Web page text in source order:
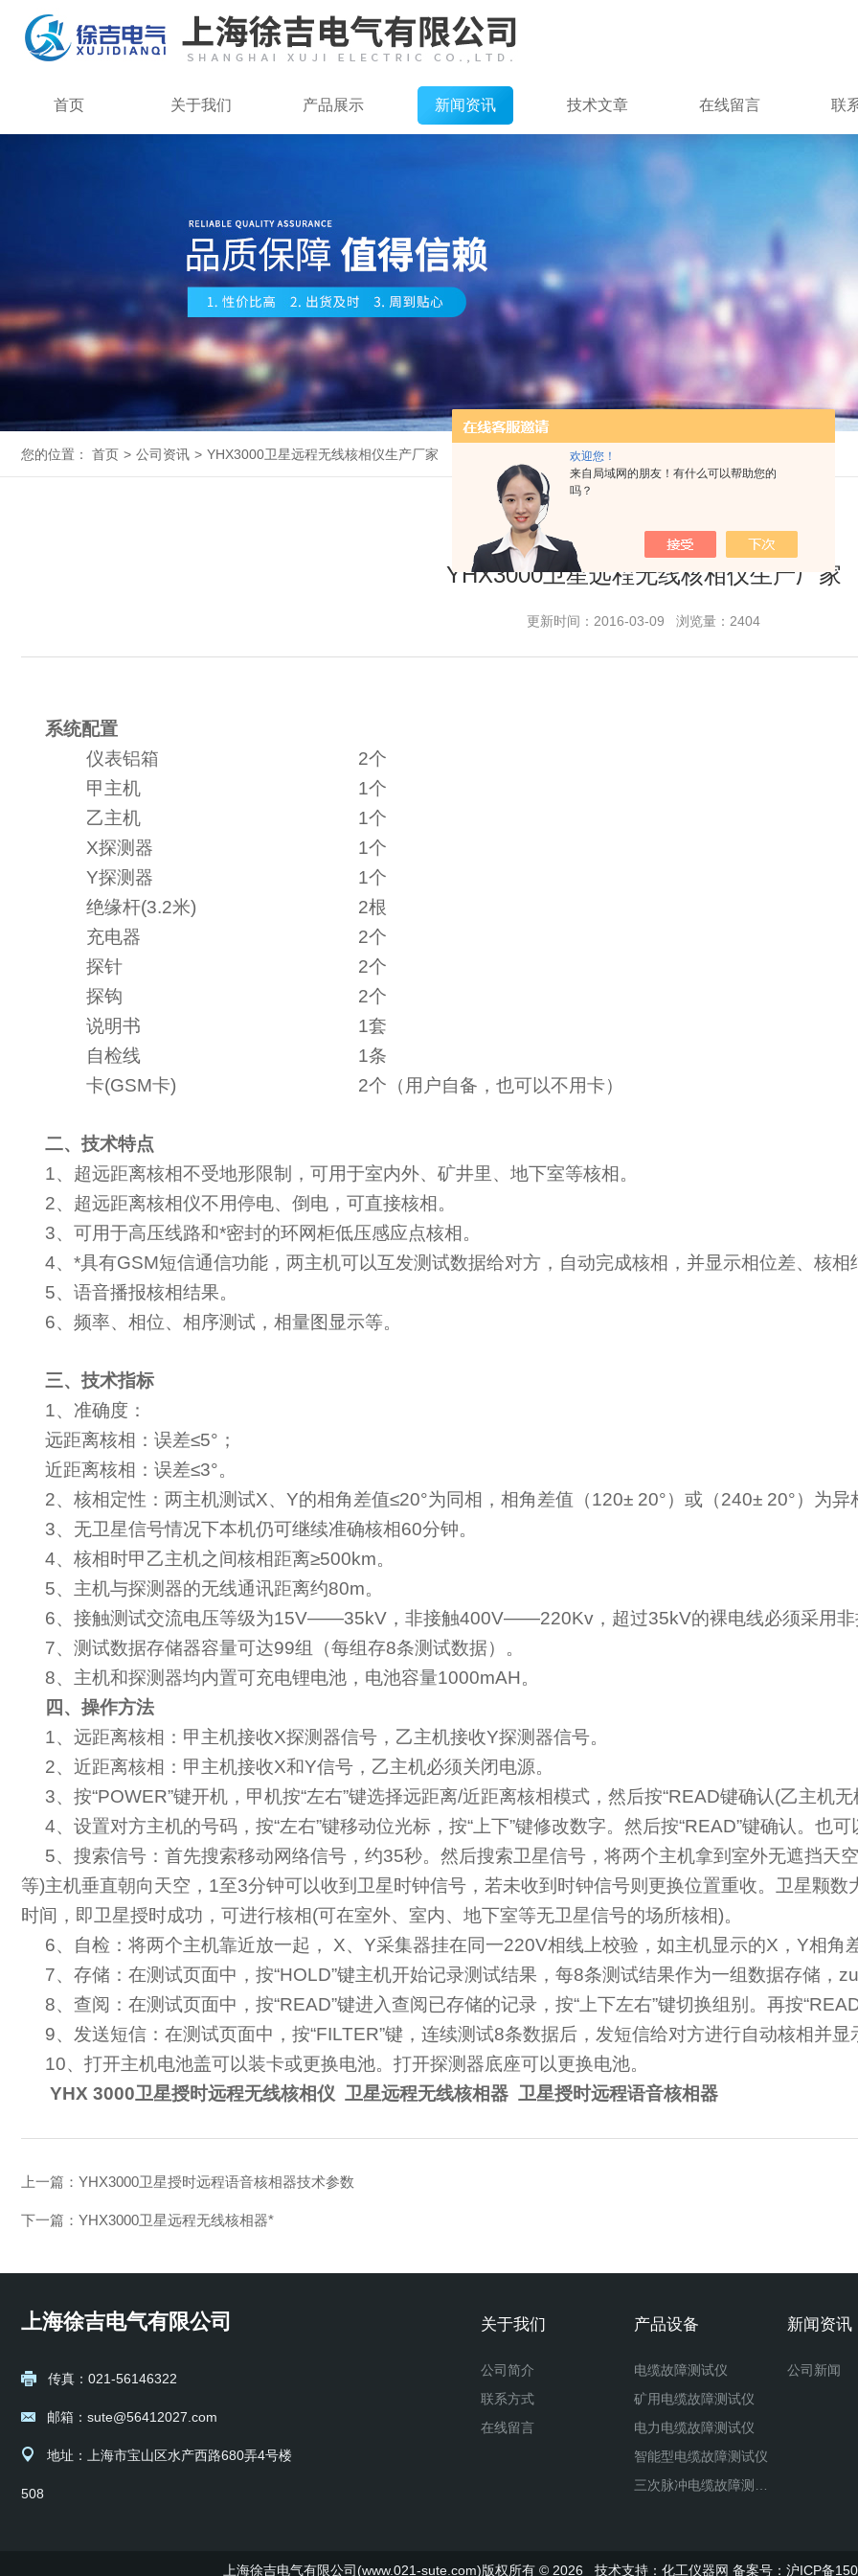
欢迎您！
来自局域网的朋友！有什么可以帮助您的
吗？
首页 关于我们 产品展示 新闻资讯 技术文章 在线留言 联
您的位置： 首页 > 公司资讯 > YHX3000卫星远程无线核相仪生产厂家
YHX3000卫星远程无线核相仪生产厂家
更新时间：2016-03-09 浏览量：2404
系统配置
仪表铝箱
2个
甲主机
1个
乙主机
1个
X探测器 1个
Y探测器 1个
绝缘杆(3.2米) 2根
充电器
2个
探针
2个
探钩
2个
说明书
1套
自检线
1条
卡(GSM卡) 2个（用户自备，也可以不用卡）
二、技术特点
1、超远距离核相不受地形限制，可用于室内外、矿井里、地下室等核相。
2、超远距离核相仪不用停电、倒电，可直接核相。
3、可用于高压线路和*密封的环网柜低压感应点核相。
4、*具有GSM短信通信功能，两主机可以互发测试数据给对方，自动完成核相，并显示相位差、核相结
5、语音播报核相结果。
6、频率、相位、相序测试，相量图显示等。
三、技术指标
1、准确度：
远距离核相：误差≤5°；
近距离核相：误差≤3°。
2、核相定性：两主机测试X、 Y的相角差值≤20°为同相，相角差值（120± 20°）或（240± 20°）为异
3、无卫星信号情况下本机仍可继续准确核相60分钟。
4、核相时甲乙主机之间核相距离≥500km。
5、主机与探测器的无线通讯距离约80m。
6、接触测试交流电压等级为15V——35kV ，非接触400V——220Kv ，超过35kV的裸电线必须采用非
7、测试数据存储器容量可达99组（每组存8条测试数据）。
8、主机和探测器均内置可充电锂电池，电池容量1000mAH。
四、操作方法
1、远距离核相：甲主机接收X探测器信号，乙主机接收Y探测器信号。
2、近距离核相：甲主机接收X和Y信号，乙主机必须关闭电源。
3、按“POWER”键开机，甲机按“左右”键选择远距离/近距离核相模式，然后按“READ键确认(乙主机
4、设置对方主机的号码，按“左右”键移动位光标，按“上下”键修改数字。然后按“READ”键确认。也可
5、搜索信号：首先搜索移动网络信号，约35秒。然后搜索卫星信号，将两个主机拿到室外无遮挡天
等)主机垂直朝向天空， 1至3分钟可以收到卫星时钟信号，若未收到时钟信号则更换位置重收。卫星颗数
时间，即卫星授时成功，可进行核相(可在室外、室内、地下室等无卫星信号的场所核相)。
6、自检：将两个主机靠近放一起， X、 Y采集器挂在同一220V相线上校验，如主机显示的X ， Y相角
7、存储：在测试页面中，按“HOLD”键主机开始记录测试结果，每8条测试结果作为一组数据存储，
8、查阅：在测试页面中，按“READ”键进入查阅已存储的记录，按“上下左右”键切换组别。再按“
9、发送短信：在测试页面中，按“FILTER”键，连续测试8条数据后，发短信给对方进行自动核相并
10、打开主机电池盖可以装卡或更换电池。打开探测器底座可以更换电池。
YHX 3000卫星授时远程无线核相仪 卫星远程无线核相器 卫星授时远程语音核相器
上一篇： YHX3000卫星授时远程语音核相器技术参数
下一篇： YHX3000卫星远程无线核相器*
上海徐吉电气有限公司
传真：021-56146322
邮箱：sute@56412027.com
地址：上海市宝山区水产西路680弄4号楼
508
关于我们
公司简介
联系方式
在线留言
产品设备
电缆故障测试仪
矿用电缆故障测试仪
电力电缆故障测试仪
智能型电缆故障测试仪
多次脉冲电缆故障测试仪
新闻资讯
公司新闻
上海徐吉电气有限公司(www.021-sute.com)版权所有 © 2026 技术支持： 化工仪器网 备案号：沪ICP备